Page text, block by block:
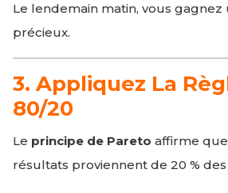
Le lendemain matin, vous gagnez
précieux.
3. Appliquez La
80/20
Le principe de Pareto affirme
résultats proviennent de 20 % des